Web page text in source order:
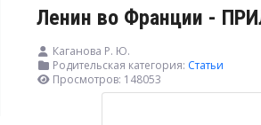
Ленин во Франции -
Каганова Р. Ю.
Родительская категория: Статьи
Просмотров: 148053